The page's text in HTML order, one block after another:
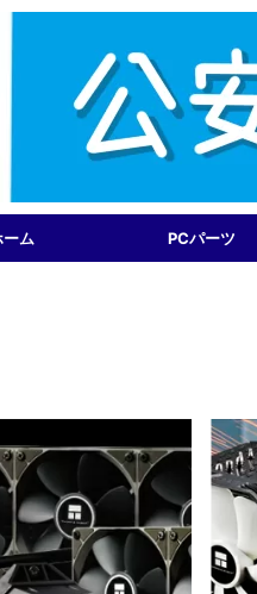
ーム PCパーツ